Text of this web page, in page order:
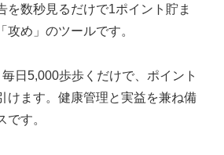
を数秒見るだけで1ポイント貯ま
攻め」のツールです。
毎日5,000歩歩くだけで、ポイント
けます。健康管理と実益を兼ね備
です。